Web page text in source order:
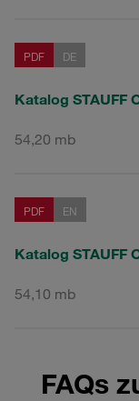
PDF DE
Katalog STAUFF
54,20 mb
PDF EN
Katalog STAUFF
54,10 mb
FAQs